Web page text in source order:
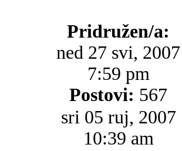
Pridružen/a:
ned 27 svi, 2007
7:59 pm
Postovi: 567
sri 05 ruj, 2007
10:39 am